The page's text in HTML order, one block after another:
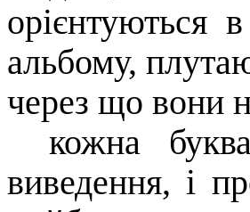
орієнтуються
альбому,
через що вони
кожна
виведення, і